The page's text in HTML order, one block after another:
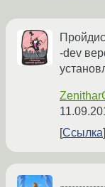
-dev
Ссылка